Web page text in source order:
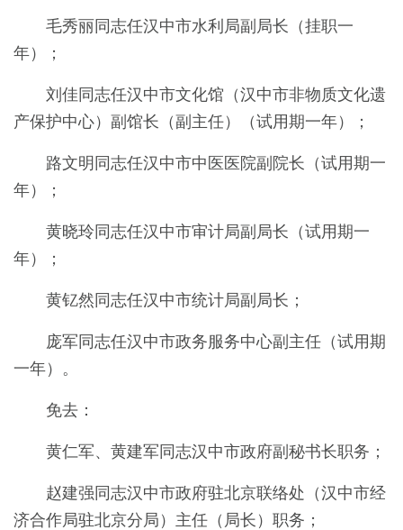
毛秀丽同志任汉中市水利局副局长（挂职一
年）；
刘佳同志任汉中市文化馆（汉中市非物质文化遗
产保护中心）副馆长（副主任）（试用期一年）；
路文明同志任汉中市中医医院副院长（试用期一
年）；
黄晓玲同志任汉中市审计局副局长（试用期一
年）；
黄钇然同志任汉中市统计局副局长；
庞军同志任汉中市政务服务中心副主任（试用期
一年）。
免去：
黄仁军、黄建军同志汉中市政府副秘书长职务；
赵建强同志汉中市政府驻北京联络处（汉中市经
济合作局驻北京分局）主任（局长）职务；